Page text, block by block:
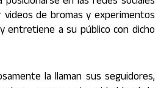
de bromas y experimentos
entretiene a su público con dicho
la llaman sus seguidores,